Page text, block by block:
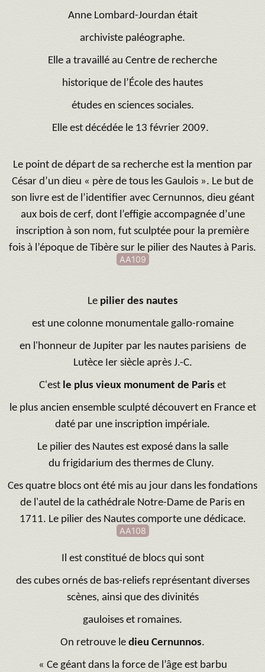
Anne Lombard-Jourdan était
archiviste paléographe.
Elle a travaillé au Centre de recherche
historique de l’École des hautes
études en sciences sociales.
Elle est décédée le 13 février 2009.
Le point de départ de sa recherche est la mention par
César d’un dieu « père de tous les Gaulois ». Le but de
son livre est de l’identifier avec Cernunnos, dieu géant
aux bois de cerf, dont l’effigie accompagnée d’une
inscription à son nom, fut sculptée pour la première
fois à l’époque de Tibère sur le pilier des Nautes à Paris.
AA109
Le pilier des nautes
est une colonne monumentale gallo-romaine
en l'honneur de Jupiter par les nautes parisiens de
Lutèce Ier siècle après J.-C.
C'est le plus vieux monument de Paris et
le plus ancien ensemble sculpté découvert en France et
daté par une inscription impériale.
Le pilier des Nautes est exposé dans la salle
du frigidarium des thermes de Cluny.
Ces quatre blocs ont été mis au jour dans les fondations
de l'autel de la cathédrale Notre-Dame de Paris en
1711. Le pilier des Nautes comporte une dédicace.
AA108
Il est constitué de blocs qui sont
des cubes ornés de bas-reliefs représentant diverses
scènes, ainsi que des divinités
gauloises et romaines.
On retrouve le dieu Cernunnos.
« Ce géant dans la force de l’âge est barbu